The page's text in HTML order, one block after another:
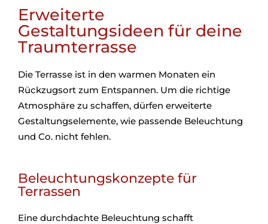
Erweiterte
Gestaltungsideen für deine
Traumterrasse
Die Terrasse ist in den warmen Monaten ein
Rückzugsort zum Entspannen. Um die richtige
Atmosphäre zu schaffen, dürfen erweiterte
Gestaltungselemente, wie passende Beleuchtung
und Co. nicht fehlen.
Beleuchtungskonzepte für
Terrassen
Eine durchdachte Beleuchtung schafft